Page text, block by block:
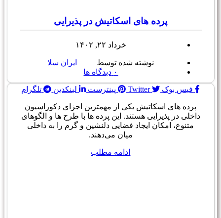
پرده های اسکاتیش در پذیرایی
خرداد ۲۲, ۱۴۰۲
نوشته شده توسط
ایران سلا
۰ دیدگاه ها
فیس بوک Twitter پینترست لینکدین تلگرام
پرده های اسکاتیش یکی از مهمترین اجزای دکوراسیون
داخلی در پذیرایی هستند. این پرده ها با طرح ها و الگوهای
متنوع، امکان ایجاد فضایی دلنشین و گرم را به داخلی
میان می‌دهند.
ادامه مطلب